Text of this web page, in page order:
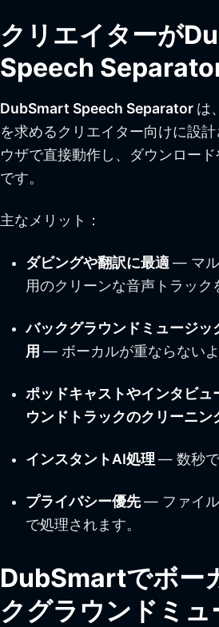
クリエイターが
Speech
DubSmart Speech Separator は
を求めるクリエイター向けに設
ウザで直接動作し、ダウンロー
です。
主なメリット：
ダビングや翻訳に最適 — マル
用のクリーンな音声トラック
バックグラウンドミュージッ
用 — ボーカルが重ならないよ
ポッドキャストやインタビュ
ウンドトラックのクリーニン
インスタントAI処理 — 数秒で
プライバシー優先— ファイ
で処理されます。
DubSmartでボー
クグラウンドミ